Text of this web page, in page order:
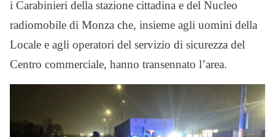
i Carabinieri della stazione cittadina e del Nucleo
radiomobile di Monza che, insieme agli uomini della
Locale e agli operatori del servizio di sicurezza del
Centro commerciale, hanno transennato l’area.